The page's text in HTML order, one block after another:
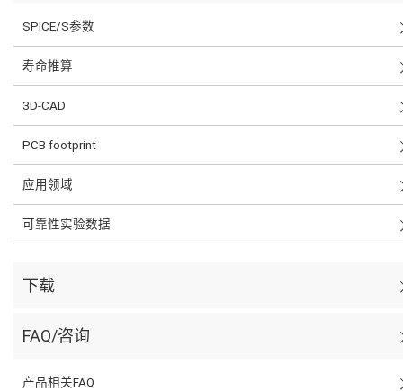
SPICE/S参数
寿命推算
3D-CAD
PCB footprint
应用领域
可靠性实验数据
下载
FAQ/咨询
产品相关FAQ